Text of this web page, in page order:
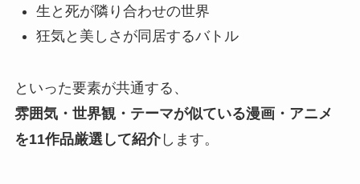
生と死が隣り合わせの世界
狂気と美しさが同居するバトル
といった要素が共通する、
雰囲気・世界観・テーマが似ている漫画・アニメ
を11作品厳選して紹介します。